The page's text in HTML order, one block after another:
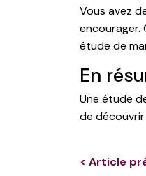
Vous avez
encourager.
étude de
En
Une étude
de
< Article